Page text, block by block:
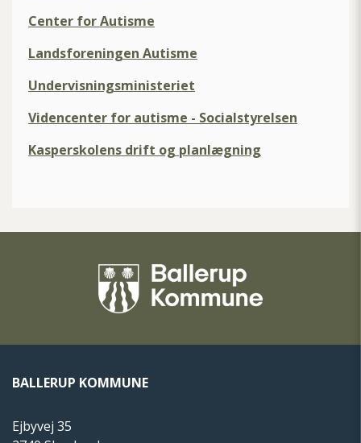
Center for Autisme
Landsforeningen Autisme
Undervisningsministeriet
Videncenter for autisme - Socialstyrelsen
Kasperskolens drift og planlægning
BALLERUP KOMMUNE
Ejbyvej 35